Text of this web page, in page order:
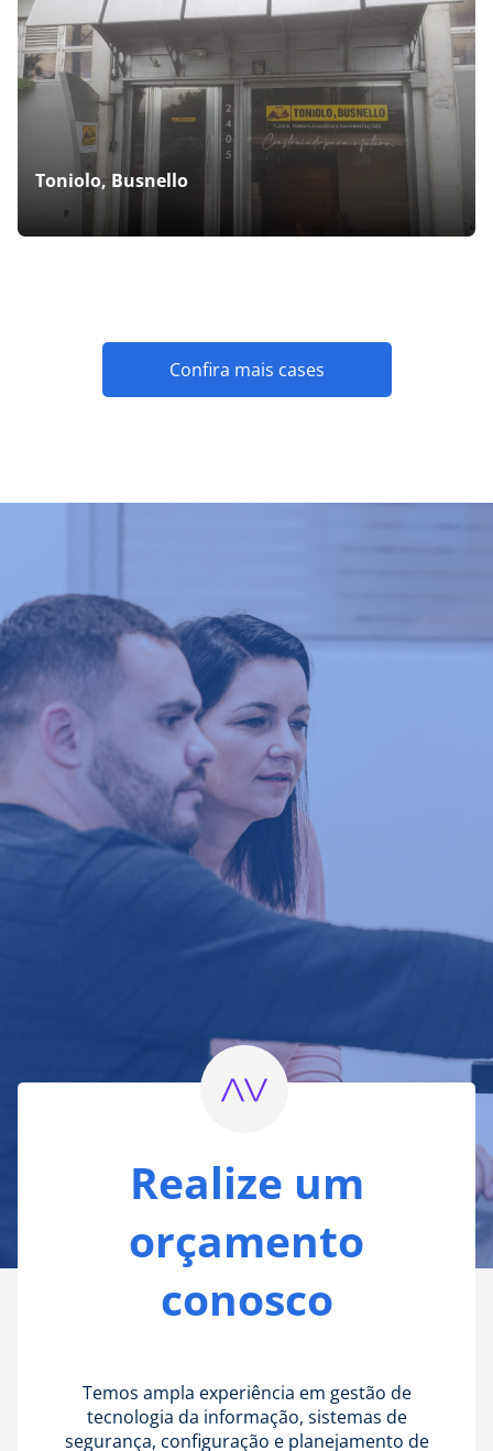
Toniolo, Busnello
Confira mais cases
Realize um
orçamento
conosco
Temos ampla experiência em gestão de
tecnologia da informação, sistemas de
segurança, configuração e planejamento de